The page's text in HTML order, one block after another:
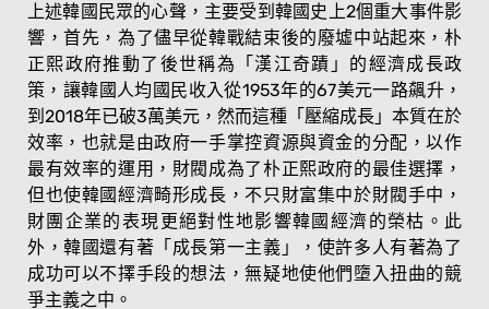
上述韓國民眾的心聲，主要受到韓國史上2個重大事件影
響，首先，為了儘早從韓戰結束後的廢墟中站起來，朴
正熙政府推動了後世稱為「漢江奇蹟」的經濟成長政
策，讓韓國人均國民收入從1953年的67美元一路飆升，
到2018年已破3萬美元，然而這種「壓縮成長」本質在於
效率，也就是由政府一手掌控資源與資金的分配，以作
最有效率的運用，財閥成為了朴正熙政府的最佳選擇，
但也使韓國經濟畸形成長，不只財富集中於財閥手中，
財團企業的表現更絕對性地影響韓國經濟的榮枯。此
外，韓國還有著「成長第一主義」，使許多人有著為了
成功可以不擇手段的想法，無疑地使他們墮入扭曲的競
爭主義之中。